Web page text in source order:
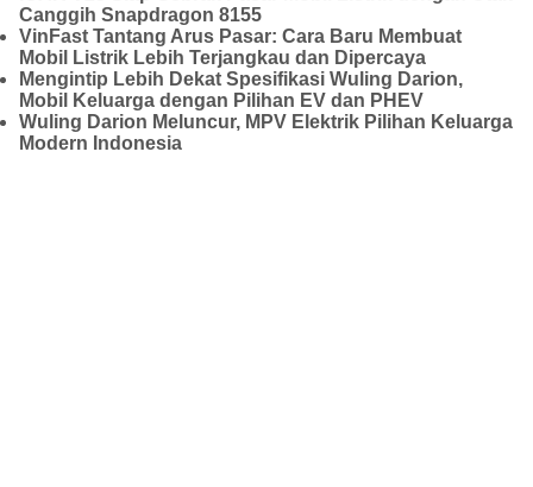
Canggih Snapdragon 8155
VinFast Tantang Arus Pasar: Cara Baru Membuat
Mobil Listrik Lebih Terjangkau dan Dipercaya
Mengintip Lebih Dekat Spesifikasi Wuling Darion,
Mobil Keluarga dengan Pilihan EV dan PHEV
Wuling Darion Meluncur, MPV Elektrik Pilihan Keluarga
Modern Indonesia